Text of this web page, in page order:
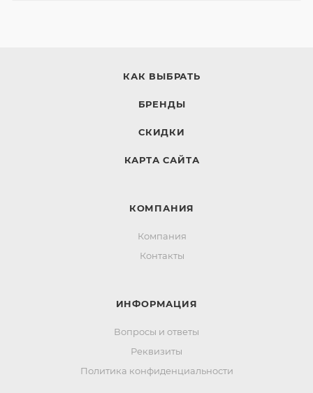
КАК ВЫБРАТЬ
БРЕНДЫ
СКИДКИ
КАРТА САЙТА
КОМПАНИЯ
Компания
Контакты
ИНФОРМАЦИЯ
Вопросы и ответы
Реквизиты
Политика конфиденциальности